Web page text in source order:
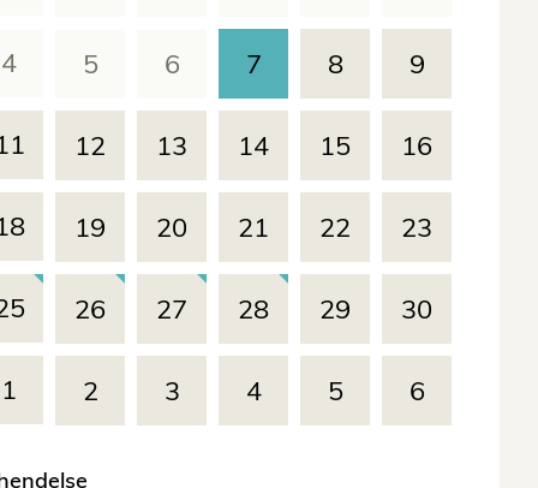
4 5 6 7 8 9
12 13 14 15 16
19 20 21 22 23
26 27 28 29 30
1 2 3 4 5 6